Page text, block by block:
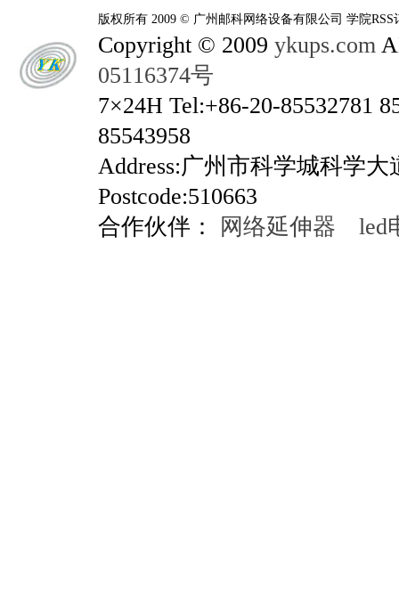
版权所有 2009 © 广州邮科网络设备有限公司 学院RSS
Copyright © 2009 ykups.com
05116374号
7×24H Tel:+86-20-85532781
85543958
Address:广州市科学城科学
Postcode:510663
合作伙伴：
网络延伸器 led